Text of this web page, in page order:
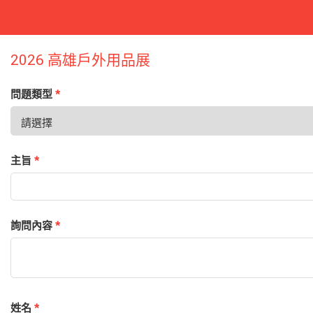
2026 高雄戶外用品展
問題類型 *
主旨 *
詢問內容 *
姓名 *